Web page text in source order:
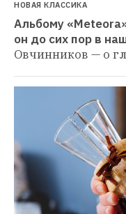
НОВАЯ КЛАССИКА
Альбому
он до сих пор в
Овчинников — о